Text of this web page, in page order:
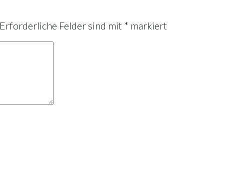
Erforderliche Felder sind mit * markiert